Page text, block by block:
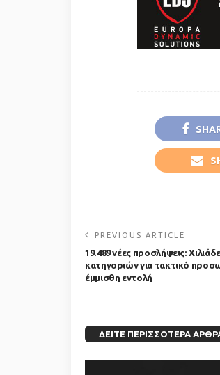
PREVIOUS ARTICLE
19.489 νέες προσλήψεις:
κατηγοριών για τακτικό
έμμισθη εντολή
ΔΕΊΤΕ ΠΕΡΙΣΣΌΤΕΡΑ